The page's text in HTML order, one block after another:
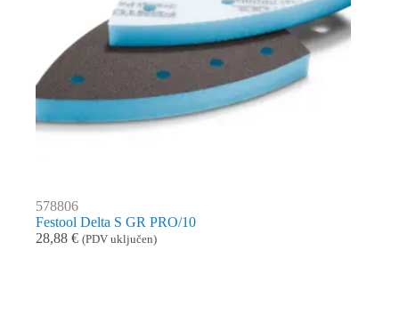
578806
Festool Delta S GR PRO/10
28,88 € (PDV uključen)